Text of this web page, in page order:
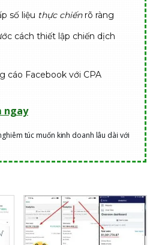
số liệu thực chiếnrõ ràng
cách thiết lập chiến dịch
cáo Facebook với CPA
ngay
túc muốn kinh doanh lâu dài với